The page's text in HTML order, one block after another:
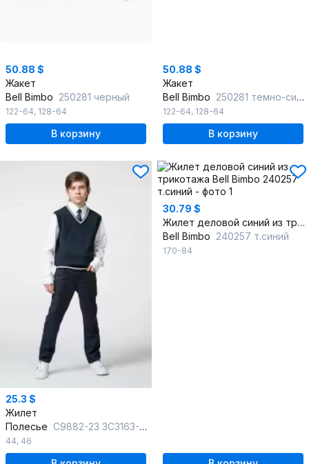
50.88 $
Жакет
Bell Bimbo 250281 черный
122-64, 128-64
В корзину
50.88 $
Жакет
Bell Bimbo 250281 темно-синий
122-64, 128-64
В корзину
25.3 $
Жилет
Полесье С9882-23 3С3163-Д43 170,176 т.синий
44, 46
30.79 $
Жилет деловой синий из трикотажа
Bell Bimbo 240257 т.синий
170-84